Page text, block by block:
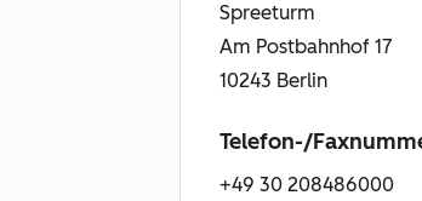
Spreeturm
Am Postbahnhof 17
10243 Berlin
Telefon-/
+49 30 208486000